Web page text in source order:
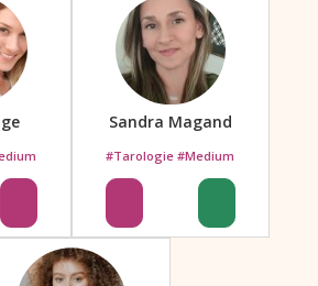
Sandra Magand
#Tarologie #Medium